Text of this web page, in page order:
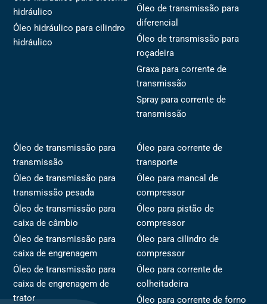
hidráulico
Óleo hidráulico para cilindro
hidráulico
Óleo de transmissão para
diferencial
Óleo de transmissão para
roçadeira
Graxa para corrente de
transmissão
Spray para corrente de
transmissão
Óleo de transmissão para
transmissão
Óleo de transmissão para
transmissão pesada
Óleo de transmissão para
caixa de câmbio
Óleo de transmissão para
caixa de engrenagem
Óleo de transmissão para
caixa de engrenagem de
trator
Óleo para corrente de
transporte
Óleo para mancal de
compressor
Óleo para pistão de
compressor
Óleo para cilindro de
compressor
Óleo para corrente de
colheitadeira
Óleo para corrente de forno